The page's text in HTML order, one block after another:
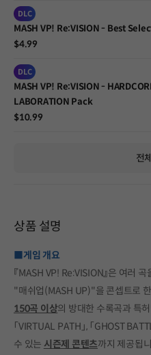
DLC
MASH VP! Re:VISION - Best
$4.99
DLC
MASH VP! Re:VISION -
LABORATION Pack
$10.99
전
상품 설명
■게임 개요
『MASH VP! Re:VISION』은 여러
"매쉬업(MASH UP)"을 콘셉트로
150곡 이상의 방대한 수록곡과 특
「VIRTUAL PATH」, 「GHOST
수 있는 시즌제 콘텐츠까지 제공됩